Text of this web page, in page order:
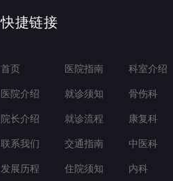
快捷链接
首页
医院介绍
院长介绍
联系我们
发展历程
医院指南
就诊须知
就诊流程
交通指南
住院须知
科室介绍
骨伤科
康复科
中医科
内科